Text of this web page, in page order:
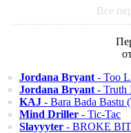
Все
Jordana Bryant - Too
Jordana Bryant - Truth
KAJ - Bara Bada Bastu
Mind Driller - Tic-Tac
Slayyyter - BROKE